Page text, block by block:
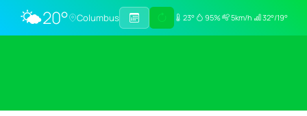
🌤️20° Columbus 23° 95% 5km/h 32°/19°